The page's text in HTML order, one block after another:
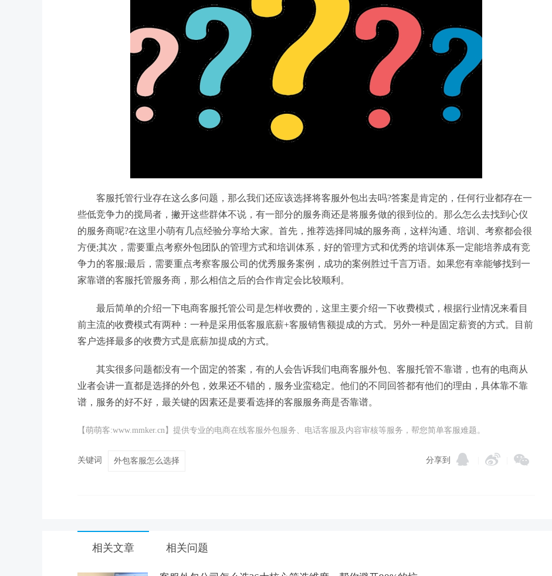
客服托管行业存在这么多问题，那么我们还应该选择将客服外包出去吗?答案是肯定的，任何行业都存在一
些低竞争力的搅局者，撇开这些群体不说，有一部分的服务商还是将服务做的很到位的。那么怎么去找到心仪
的服务商呢?在这里小萌有几点经验分享给大家。首先，推荐选择同城的服务商，这样沟通、培训、考察都会很
方便;其次，需要重点考察外包团队的管理方式和培训体系，好的管理方式和优秀的培训体系一定能培养成有竞
争力的客服;最后，需要重点考察客服公司的优秀服务案例，成功的案例胜过千言万语。如果您有幸能够找到一
家靠谱的客服托管服务商，那么相信之后的合作肯定会比较顺利。
最后简单的介绍一下电商客服托管公司是怎样收费的，这里主要介绍一下收费模式，根据行业情况来看目
前主流的收费模式有两种：一种是采用低客服底薪+客服销售额提成的方式。另外一种是固定薪资的方式。目前
客户选择最多的收费方式是底薪加提成的方式。
其实很多问题都没有一个固定的答案，有的人会告诉我们电商客服外包、客服托管不靠谱，也有的电商从
业者会讲一直都是选择的外包，效果还不错的，服务业蛮稳定。他们的不同回答都有他们的理由，具体靠不靠
谱，服务的好不好，最关键的因素还是要看选择的客服服务商是否靠谱。
【萌萌客:www.mmker.cn】提供专业的电商在线客服外包服务、电话客服及内容审核等服务，帮您简单客服难题。
关键词 外包客服怎么选择 分享到
相关文章 相关问题